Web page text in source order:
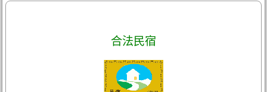
合法民宿